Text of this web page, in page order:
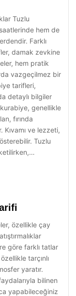
Tuzlu
hem de
Farklı
damak zevkine
hem pratik
vazgeçilmez bir
tarifleri,
detaylı bilgiler
genellikle
fırında
Kıvamı ve lezzeti,
Tuzlu
özellikle çay
göre farklı tatlar
tarçınlı
yaratır.
bilinen
yapabileceğiniz